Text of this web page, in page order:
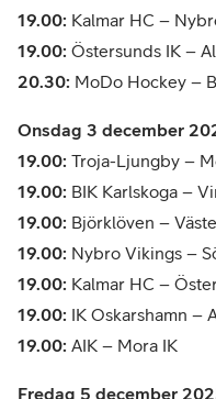
19.00: Kalmar HC –
19.00: Östersunds IK –
20.30: MoDo Hockey –
Onsdag 3 december
19.00: Troja-Ljungby –
19.00: BIK Karlskoga –
19.00: Björklöven –
19.00: Nybro Vikings –
19.00: Kalmar HC –
19.00: IK Oskarshamn –
19.00: AIK – Mora IK
Fredag 5 december